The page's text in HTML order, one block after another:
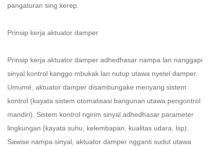
pangaturan sing kerep.
Prinsip kerja aktuator damper
Prinsip kerja aktuator damper adhedhasar nampa lan nanggapi
sinyal kontrol kanggo mbukak lan nutup utawa nyetel damper.
Umumé, aktuator damper disambungake menyang sistem
kontrol (kayata sistem otomatisasi bangunan utawa pengontrol
mandiri). Sistem kontrol ngirim sinyal adhedhasar parameter
lingkungan (kayata suhu, kelembapan, kualitas udara, lsp).
Sawise nampa sinyal, aktuator damper ngganti sudut utawa